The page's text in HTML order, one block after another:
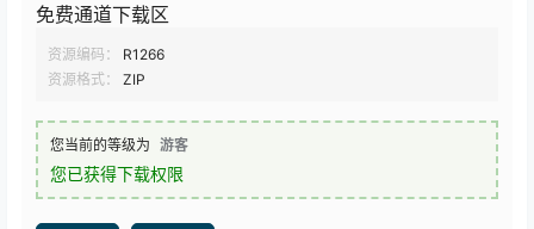
免费通道下载区
资源编码：
R1266
资源格式：
ZIP
您当前的等级为 游客
您已获得下载权限